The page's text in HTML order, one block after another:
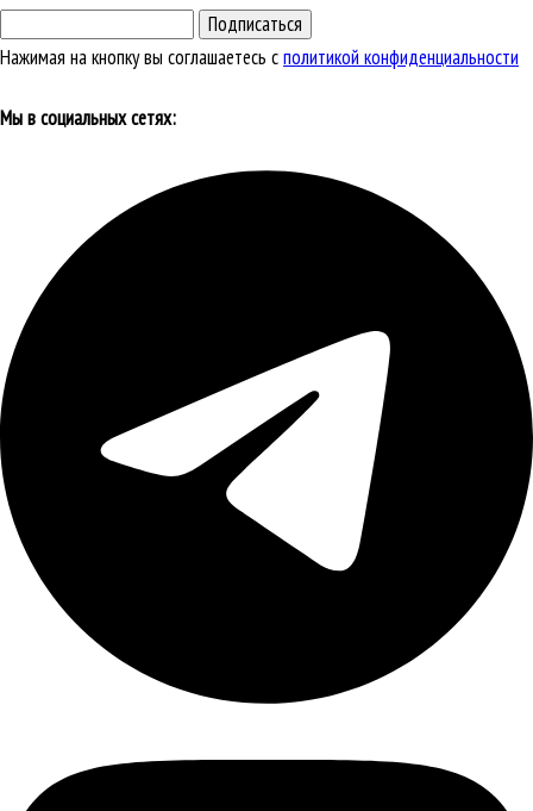
Подписаться
Нажимая на кнопку вы соглашаетесь сполитикой конфиденциальности
Мы в социальных сетях: